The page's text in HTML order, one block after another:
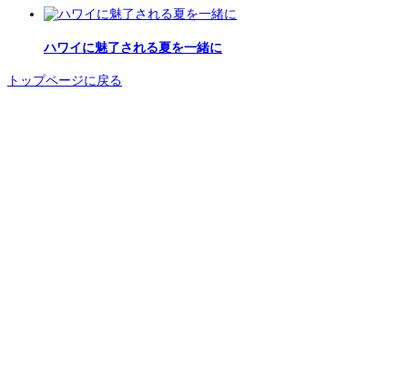
ハワイに魅了される夏を一緒に
トップページに戻る